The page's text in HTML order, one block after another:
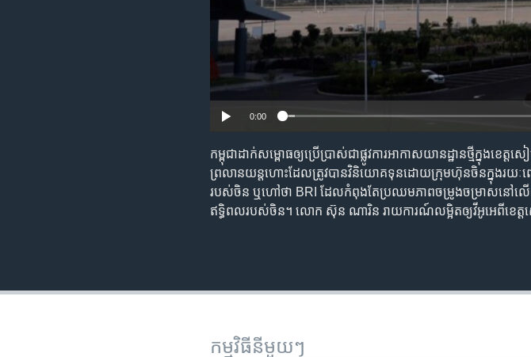
0:00
កម្ពុជាដាក់សម្ពោធឲ្យប្រើប្រាស់ជាផ្លូវការអាកាសយានដ្ឋានថ្មីក្នុងខេ
ព្រលានយន្តហោះដែលត្រូវបានវិនិយោគទុនដោយក្រុមហ៊ុនចិនក្នុងរយៈពេ
របស់ចិន ឬហៅថា BRI ដែលកំពុងតែប្រឈមភាពចម្រូងចម្រាសនៅល
ឥទ្ធិពលរបស់ចិន។ លោក ស៊ុន ណារិន រាយការណ៍លម្អិតឲ្យវីអូអេពីខេត្ត
កម្មវិធី​នីមួយៗ